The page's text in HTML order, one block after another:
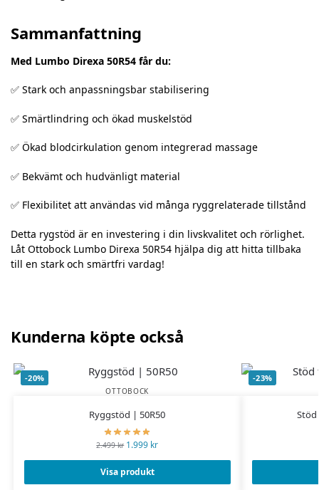
Sammanfattning
Med Lumbo Direxa 50R54 får du:
✅ Stark och anpassningsbar stabilisering
✅ Smärtlindring och ökad muskelstöd
✅ Ökad blodcirkulation genom integrerad massage
✅ Bekvämt och hudvänligt material
✅ Flexibilitet att användas vid många ryggrelaterade tillstånd
Detta rygstöd är en investering i din livskvalitet och rörlighet.
Låt Ottobock Lumbo Direxa 50R54 hjälpa dig att hitta tillbaka
till en stark och smärtfri vardag!
Kunderna köpte också
-20%
OTTOBOCK
Ryggstöd | 50R50
2.499kr 1.999 kr
Visa produkt
-23%